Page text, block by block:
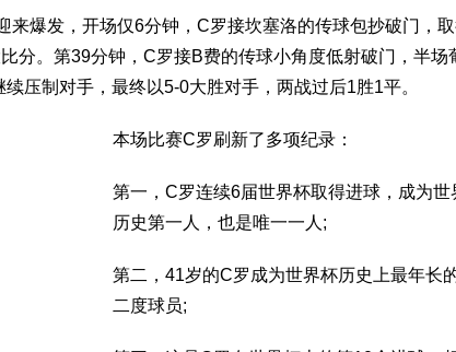
来爆发，开场仅6分钟，C罗接坎塞洛的传球包抄破门，
分。第39分钟，C罗接B费的传球小角度低射破门，半场
压制对手，最终以5-0大胜对手，两战过后1胜1平。
本场比赛C罗刷新了多项纪录：
第一，C罗连续6届世界杯取得进球，成为世
历史第一人，也是唯一一人;
第二，41岁的C罗成为世界杯历史上最年长
二度球员;